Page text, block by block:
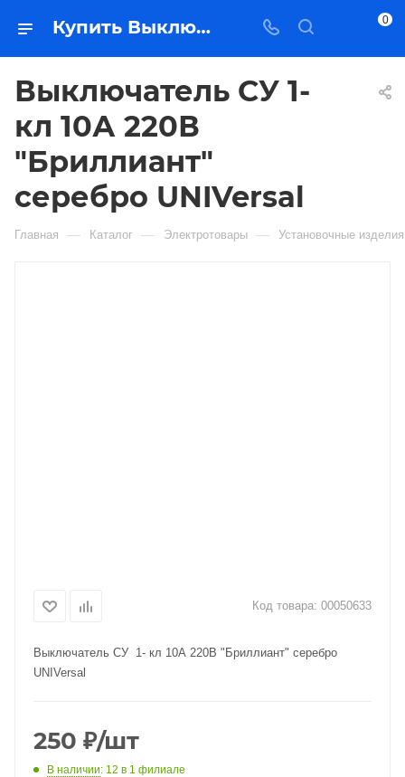
Купить Выключатель СУ 1- кл 10А 220В "Бриллиант" серебро UNIVersal в Якутске — цена, характеристики, подбор | Востоктехторг 0
Выключатель СУ 1-
кл 10А 220В
"Бриллиант"
серебро UNIVersal
Главная — Каталог — Электротовары — Установочные изделия
Код товара: 00050633
Выключатель СУ 1- кл 10А 220В "Бриллиант" серебро
UNIVersal
250 ₽/шт
В наличии: 12 в 1 филиале